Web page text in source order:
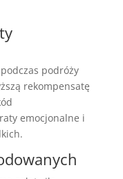
podróży
rekompensatę
emocjonalne i